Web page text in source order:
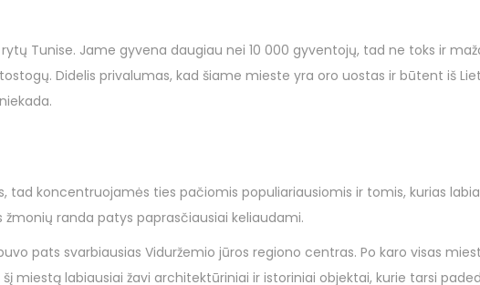
Tunise. Jame gyvena daugiau nei 10 000 gyventojų, tad ne toks ir
Didelis privalumas, kad šiame mieste yra oro uostas ir būtent iš
koncentruojamės ties pačiomis populiariausiomis ir tomis, kurias
randa patys paprasčiausiai keliaudami.
pats svarbiausias Viduržemio jūros regiono centras. Po karo visas
miestą labiausiai žavi architektūriniai ir istoriniai objektai, kurie tarsi